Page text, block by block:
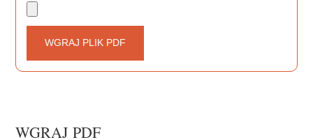
WGRAJ PLIK PDF
WGRAJ PDF